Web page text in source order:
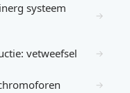
systeem
→
vetweefsel →
→